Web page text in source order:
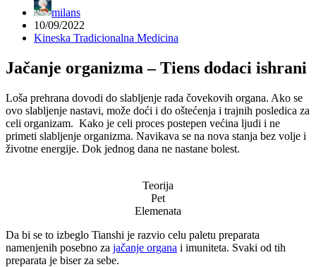
milans
10/09/2022
Kineska Tradicionalna Medicina
Jačanje organizma – Tiens dodaci ishrani
Loša prehrana dovodi do slabljenje rada čovekovih organa. Ako se
ovo slabljenje nastavi, može doći i do oštećenja i trajnih posledica za
celi organizam. Kako je celi proces postepen većina ljudi i ne
primeti slabljenje organizma. Navikava se na nova stanja bez volje i
životne energije. Dok jednog dana ne nastane bolest.
Teorija
Pet
Elemenata
Da bi se to izbeglo Tianshi je razvio celu paletu preparata
namenjenih posebno za jačanje organa i imuniteta. Svaki od tih
preparata je biser za sebe.